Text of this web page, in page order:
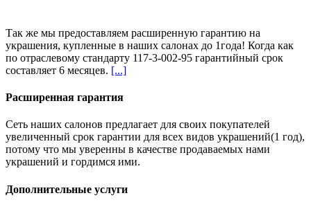
Так же мы предоставляем расширенную гарантию на
украшения, купленные в наших салонах до 1года! Когда как
по отраслевому стандарту 117-3-002-95 гарантийный срок
составляет 6 месяцев. [...]
Расширенная гарантия
Сеть наших салонов предлагает для своих покупателей
увеличенный срок гарантии для всех видов украшений(1 год),
потому что мы уверенны в качестве продаваемых нами
украшений и гордимся ими.
Дополнительные услуги